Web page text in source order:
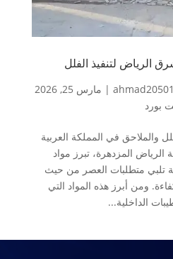
الرياض لتنفيذ الفلل
| مارس 25, 2026
بورد
والملاحق في المملكة العربية
المزدهرة، تبرز مواد
تلبي متطلبات العصر من حيث
ومن أبرز هذه المواد التي
الداخلية...